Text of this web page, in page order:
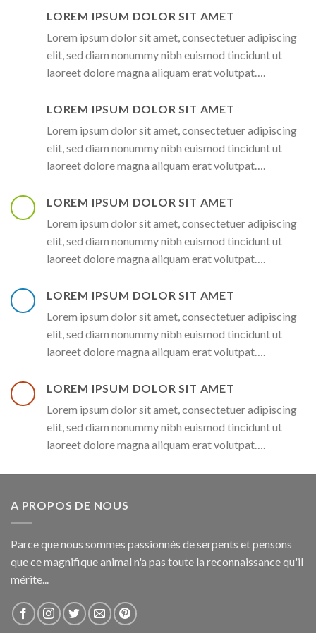
LOREM IPSUM DOLOR SIT AMET
Lorem ipsum dolor sit amet, consectetuer adipiscing
elit, sed diam nonummy nibh euismod tincidunt ut
laoreet dolore magna aliquam erat volutpat….
LOREM IPSUM DOLOR SIT AMET
Lorem ipsum dolor sit amet, consectetuer adipiscing
elit, sed diam nonummy nibh euismod tincidunt ut
laoreet dolore magna aliquam erat volutpat….
LOREM IPSUM DOLOR SIT AMET
Lorem ipsum dolor sit amet, consectetuer adipiscing
elit, sed diam nonummy nibh euismod tincidunt ut
laoreet dolore magna aliquam erat volutpat….
LOREM IPSUM DOLOR SIT AMET
Lorem ipsum dolor sit amet, consectetuer adipiscing
elit, sed diam nonummy nibh euismod tincidunt ut
laoreet dolore magna aliquam erat volutpat….
LOREM IPSUM DOLOR SIT AMET
Lorem ipsum dolor sit amet, consectetuer adipiscing
elit, sed diam nonummy nibh euismod tincidunt ut
laoreet dolore magna aliquam erat volutpat….
A PROPOS DE NOUS
Parce que nous sommes passionnés de serpents et pensons
que ce magnifique animal n'a pas toute la reconnaissance qu'il
mérite...